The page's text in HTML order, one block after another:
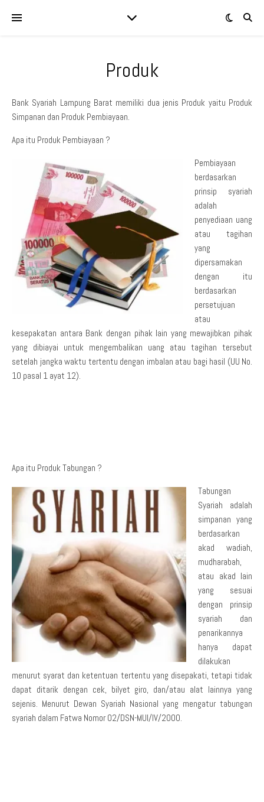
Produk
Bank Syariah Lampung Barat memiliki dua jenis Produk yaitu Produk
Simpanan dan Produk Pembiayaan.
Apa itu Produk Pembiayaan ?
Pembiayaan
berdasarkan
prinsip syariah
adalah
penyediaan uang
atau tagihan
yang
dipersamakan
dengan itu
berdasarkan
persetujuan
atau
kesepakatan antara Bank dengan pihak lain yang mewajibkan pihak
yang dibiayai untuk mengembalikan uang atau tagihan tersebut
setelah jangka waktu tertentu dengan imbalan atau bagi hasil (UU No.
10 pasal 1 ayat 12).
Apa itu Produk Tabungan ?
Tabungan
Syariah adalah
simpanan yang
berdasarkan
akad wadiah,
mudharabah,
atau akad lain
yang sesuai
dengan prinsip
syariah dan
penarikannya
hanya dapat
dilakukan
menurut syarat dan ketentuan tertentu yang disepakati, tetapi tidak
dapat ditarik dengan cek, bilyet giro, dan/atau alat lainnya yang
sejenis. Menurut Dewan Syariah Nasional yang mengatur tabungan
syariah dalam Fatwa Nomor 02/DSN-MUI/IV/2000.